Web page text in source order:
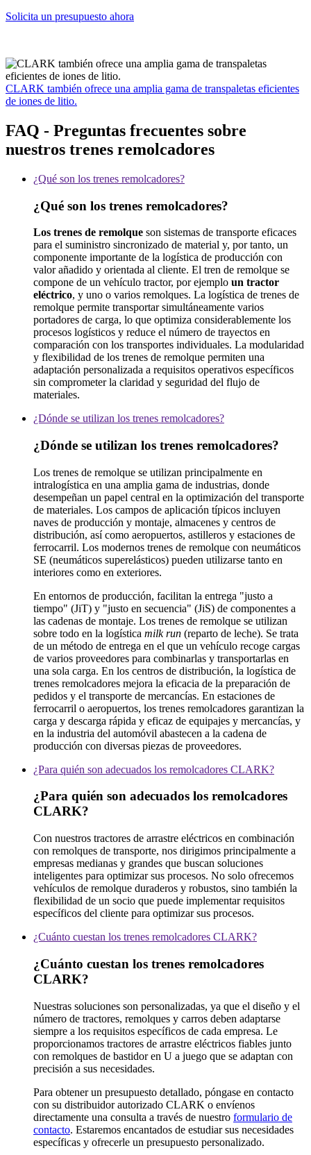
Solicita un presupuesto ahora
CLARK también ofrece una amplia gama de transpaletas eficientes
de iones de litio.
FAQ - Preguntas frecuentes sobre
nuestros trenes remolcadores
¿Qué son los trenes remolcadores?
¿Qué son los trenes remolcadores?
Los trenes de remolque son sistemas de transporte eficaces
para el suministro sincronizado de material y, por tanto, un
componente importante de la logística de producción con
valor añadido y orientada al cliente. El tren de remolque se
compone de un vehículo tractor, por ejemplo un tractor
eléctrico, y uno o varios remolques. La logística de trenes de
remolque permite transportar simultáneamente varios
portadores de carga, lo que optimiza considerablemente los
procesos logísticos y reduce el número de trayectos en
comparación con los transportes individuales. La modularidad
y flexibilidad de los trenes de remolque permiten una
adaptación personalizada a requisitos operativos específicos
sin comprometer la claridad y seguridad del flujo de
materiales.
¿Dónde se utilizan los trenes remolcadores?
¿Dónde se utilizan los trenes remolcadores?
Los trenes de remolque se utilizan principalmente en
intralogística en una amplia gama de industrias, donde
desempeñan un papel central en la optimización del transporte
de materiales. Los campos de aplicación típicos incluyen
naves de producción y montaje, almacenes y centros de
distribución, así como aeropuertos, astilleros y estaciones de
ferrocarril. Los modernos trenes de remolque con neumáticos
SE (neumáticos superelásticos) pueden utilizarse tanto en
interiores como en exteriores.
En entornos de producción, facilitan la entrega "justo a
tiempo" (JiT) y "justo en secuencia" (JiS) de componentes a
las cadenas de montaje. Los trenes de remolque se utilizan
sobre todo en la logística milk run (reparto de leche). Se trata
de un método de entrega en el que un vehículo recoge cargas
de varios proveedores para combinarlas y transportarlas en
una sola carga. En los centros de distribución, la logística de
trenes remolcadores mejora la eficacia de la preparación de
pedidos y el transporte de mercancías. En estaciones de
ferrocarril o aeropuertos, los trenes remolcadores garantizan la
carga y descarga rápida y eficaz de equipajes y mercancías, y
en la industria del automóvil abastecen a la cadena de
producción con diversas piezas de proveedores.
¿Para quién son adecuados los remolcadores CLARK?
¿Para quién son adecuados los remolcadores
CLARK?
Con nuestros tractores de arrastre eléctricos en combinación
con remolques de transporte, nos dirigimos principalmente a
empresas medianas y grandes que buscan soluciones
inteligentes para optimizar sus procesos. No solo ofrecemos
vehículos de remolque duraderos y robustos, sino también la
flexibilidad de un socio que puede implementar requisitos
específicos del cliente para optimizar sus procesos.
¿Cuánto cuestan los trenes remolcadores CLARK?
¿Cuánto cuestan los trenes remolcadores
CLARK?
Nuestras soluciones son personalizadas, ya que el diseño y el
número de tractores, remolques y carros deben adaptarse
siempre a los requisitos específicos de cada empresa. Le
proporcionamos tractores de arrastre eléctricos fiables junto
con remolques de bastidor en U a juego que se adaptan con
precisión a sus necesidades.
Para obtener un presupuesto detallado, póngase en contacto
con su distribuidor autorizado CLARK o envíenos
directamente una consulta a través de nuestro formulario de
contacto. Estaremos encantados de estudiar sus necesidades
específicas y ofrecerle un presupuesto personalizado.